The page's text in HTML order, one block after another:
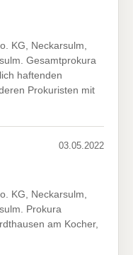
KG, Neckarsulm,
Gesamtprokura
haftenden
Prokuristen mit
03.05.2022
KG, Neckarsulm,
Prokura
am Kocher,